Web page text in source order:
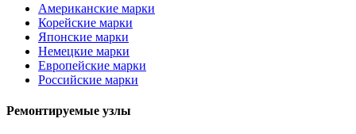
Американские марки
Корейские марки
Японские марки
Немецкие марки
Европейские марки
Российские марки
Ремонтируемые узлы